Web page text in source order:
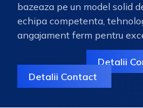
bazeaza pe un model solid
echipa competenta,
angajament ferm pentru
Detalii
Detalii Contact